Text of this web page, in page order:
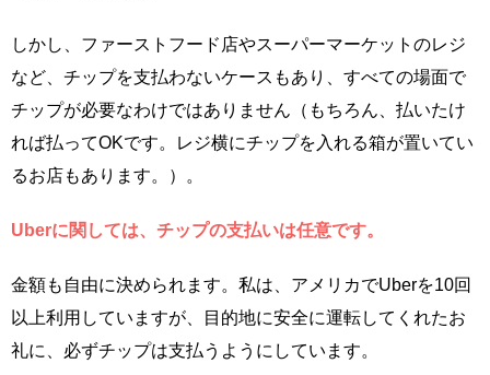
しかし、ファーストフード店やスーパーマーケットのレジ
など、チップを支払わないケースもあり、すべての場面で
チップが必要なわけではありません（もちろん、払いたけ
れば払ってOKです。レジ横にチップを入れる箱が置いてい
るお店もあります。）。
Uberに関しては、チップの支払いは任意です。
金額も自由に決められます。私は、アメリカでUberを10回
以上利用していますが、目的地に安全に運転してくれたお
礼に、必ずチップは支払うようにしています。